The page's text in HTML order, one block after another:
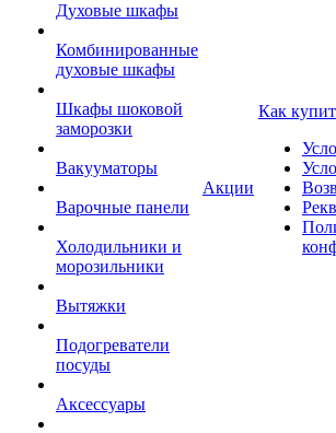
Духовые шкафы
Комбинированные
духовые шкафы
Шкафы шоковой
заморозки
Вакууматоры
Варочные панели
Холодильники и
морозильники
Вытяжки
Подогреватели
посуды
Аксессуары
Акции
Как